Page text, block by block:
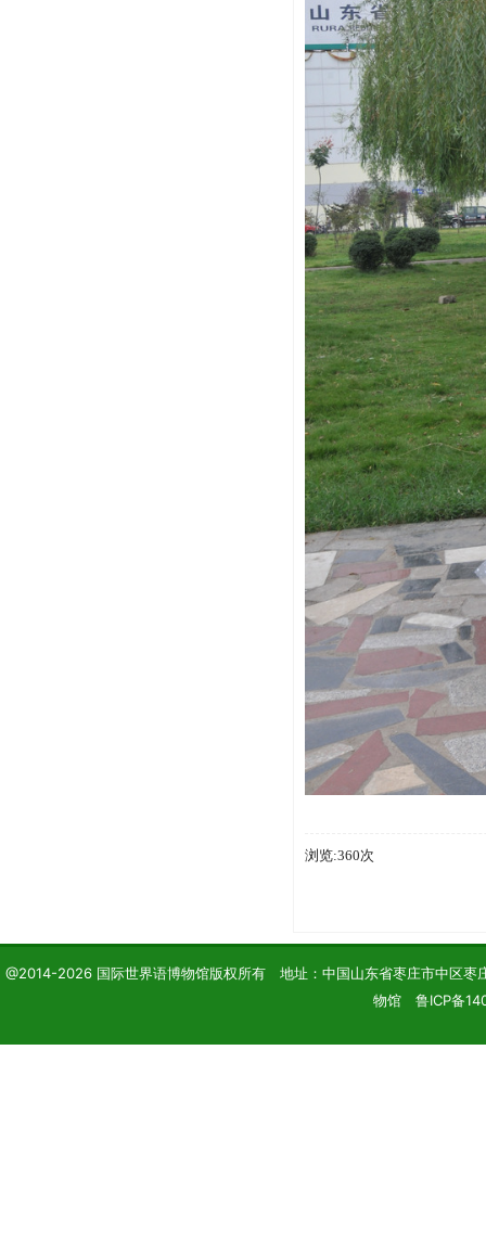
浏览:360次
@2014-2026 国际世界语博物馆版权所有 地址：中国山东省枣庄市中区
物馆 鲁ICP备